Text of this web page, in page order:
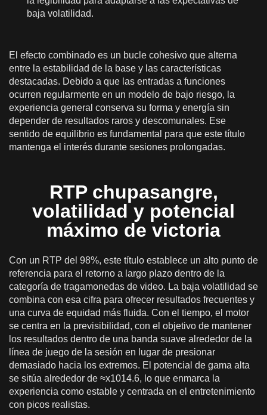
baja volatilidad.
El efecto combinado es un bucle cohesivo que alterna
entre la estabilidad de la base y las características
destacadas. Debido a que las entradas a funciones
ocurren regularmente en un modelo de bajo riesgo, la
experiencia general conserva su forma y energía sin
depender de resultados raros y descomunales. Ese
sentido de equilibrio es fundamental para que este título
mantenga el interés durante sesiones prolongadas.
RTP chupasangre,
volatilidad y potencial
máximo de victoria
Con un RTP del 98%, este título establece un alto punto de
referencia para el retorno a largo plazo dentro de la
categoría de tragamonedas de video. La baja volatilidad se
combina con esa cifra para ofrecer resultados frecuentes y
una curva de equidad más fluida. Con el tiempo, el motor
se centra en la previsibilidad, con el objetivo de mantener
los resultados dentro de una banda suave alrededor de la
línea de juego de la sesión en lugar de presionar
demasiado hacia los extremos. El potencial de gama alta
se sitúa alrededor de ≈x1014.6, lo que enmarca la
experiencia como estable y centrada en el entretenimiento
con picos realistas.